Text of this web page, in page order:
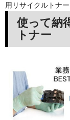
用リサイクルトナー
使って納
トナー